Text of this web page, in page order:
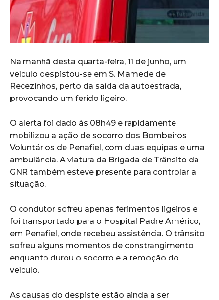
Na manhã desta quarta-feira, 11 de junho, um
veículo despistou-se em S. Mamede de
Recezinhos, perto da saída da autoestrada,
provocando um ferido ligeiro.
O alerta foi dado às 08h49 e rapidamente
mobilizou a ação de socorro dos Bombeiros
Voluntários de Penafiel, com duas equipas e uma
ambulância. A viatura da Brigada de Trânsito da
GNR também esteve presente para controlar a
situação.
O condutor sofreu apenas ferimentos ligeiros e
foi transportado para o Hospital Padre Américo,
em Penafiel, onde recebeu assistência. O trânsito
sofreu alguns momentos de constrangimento
enquanto durou o socorro e a remoção do
veículo.
As causas do despiste estão ainda a ser